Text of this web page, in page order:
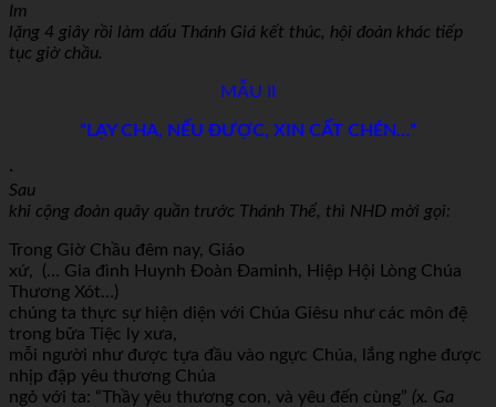
Im
lặng 4 giây rồi làm dấu Thánh Giá kết thúc, hội đoàn khác tiếp
tục giờ chầu.
MẪU II
“LẠY CHA, NẾU ĐƯỢC, XIN CẤT CHÉN…”
·
Sau
khi cộng đoàn quây quần trước Thánh Thể, thì NHD mời gọi:
Trong Giờ Chầu đêm nay, Giáo
xứ, (… Gia đình Huynh Đoàn Đaminh, Hiệp Hội Lòng Chúa
Thương Xót…)
chúng ta thực sự hiện diện với Chúa Giêsu như các môn đệ
trong bữa Tiệc ly xưa,
mỗi người như được tựa đầu vào ngực Chúa, lắng nghe được
nhịp đập yêu thương Chúa
ngỏ với ta: “Thầy yêu thương con, và yêu đến cùng” (x. Ga